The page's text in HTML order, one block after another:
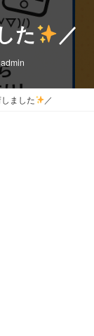
た ／
admin
ました ／